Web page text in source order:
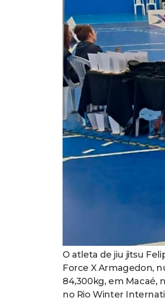
O atleta de jiu jitsu
Force X Armagedon,
84,300kg, em Macaé,
no Rio Winter